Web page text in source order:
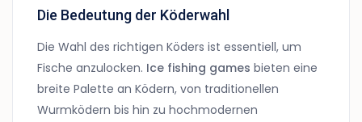
Die Bedeutung der Köderwahl
Die Wahl des richtigen Köders ist essentiell, um
Fische anzulocken. Ice fishing games bieten eine
breite Palette an Ködern, von traditionellen
Wurmködern bis hin zu hochmodernen